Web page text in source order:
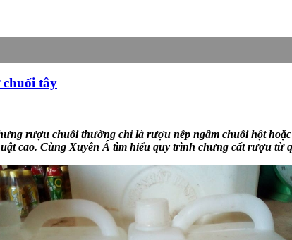
tây
rượu chuối thường chỉ là rượu nếp ngâm chuối hột
cao. Cùng Xuyên Á tìm hiểu quy trình chưng cất rượu từ